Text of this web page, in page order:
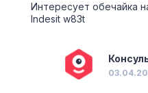
Интересует обечайка
Indesit w83t